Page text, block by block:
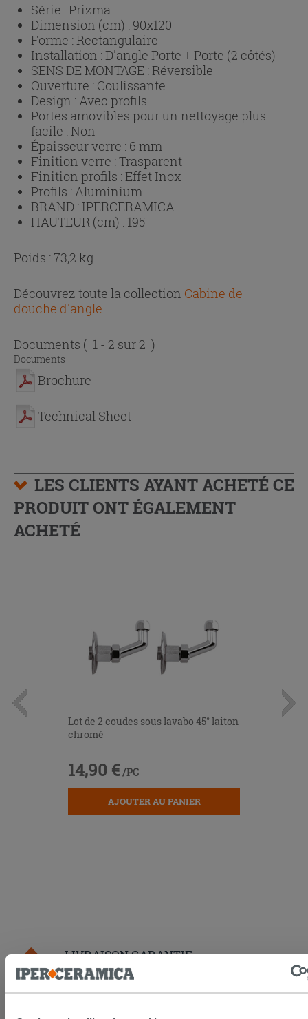
Série :Prizma
Dimension (cm) : 90x120
Forme :Rectangulaire
Installation :D'angle Porte + Porte (2 côtés)
SENS DE MONTAGE :Réversible
Ouverture : Coulissante
Design : Avec profils
Portes amovibles pour un nettoyage plus
facile :Non
Épaisseur verre : 6 mm
Finition verre :Trasparent
Finition profils :Effet Inox
Profils : Aluminium
BRAND : IPERCERAMICA
HAUTEUR (cm) : 195
Poids : 73,2 kg
Découvrez toute la collection Cabine de
douche d'angle
Documents ( 1 - 2 sur 2 )
Documents
Brochure
Technical Sheet
LES CLIENTS AYANT ACHETÉ CE
PRODUIT ONT ÉGALEMENT
ACHETÉ
Lot de 2 coudes sous lavabo 45° laiton
chromé
14,90 € /PC
AJOUTER AU PANIER
LIVRAISON GARANTIE